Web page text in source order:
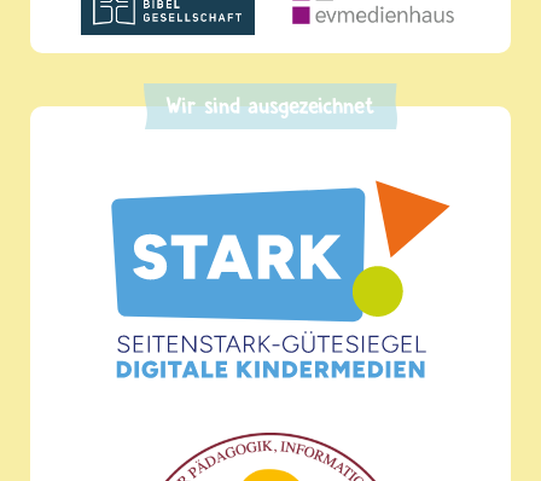
Wir sind ausgezeichnet